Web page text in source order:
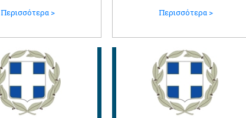
Περισσότερα > Περισσότερα >